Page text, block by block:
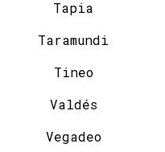
Tapia
Taramundi
Tineo
Valdés
Vegadeo